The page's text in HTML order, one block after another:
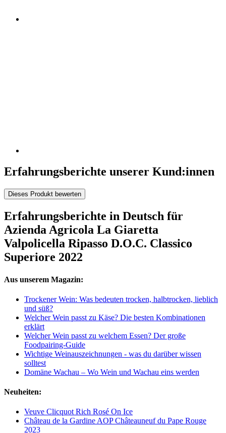
Erfahrungsberichte unserer Kund:innen
Dieses Produkt bewerten
Erfahrungsberichte in Deutsch für
Azienda Agricola La Giaretta
Valpolicella Ripasso D.O.C. Classico
Superiore 2022
Aus unserem Magazin:
Trockener Wein: Was bedeuten trocken, halbtrocken, lieblich
und süß?
Welcher Wein passt zu Käse? Die besten Kombinationen
erklärt
Welcher Wein passt zu welchem Essen? Der große
Foodpairing-Guide
Wichtige Weinauszeichnungen - was du darüber wissen
solltest
Domäne Wachau – Wo Wein und Wachau eins werden
Neuheiten:
Veuve Clicquot Rich Rosé On Ice
Château de la Gardine AOP Châteauneuf du Pape Rouge
2023